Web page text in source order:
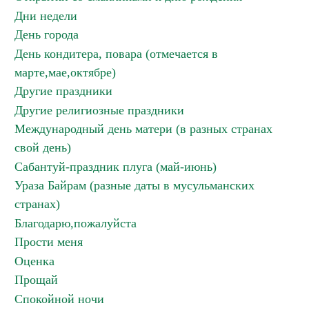
Дни недели
День города
День кондитера, повара (отмечается в
марте,мае,октябре)
Другие праздники
Другие религиозные праздники
Международный день матери (в разных странах
свой день)
Сабантуй-праздник плуга (май-июнь)
Ураза Байрам (разные даты в мусульманских
странах)
Благодарю,пожалуйста
Прости меня
Оценка
Прощай
Спокойной ночи